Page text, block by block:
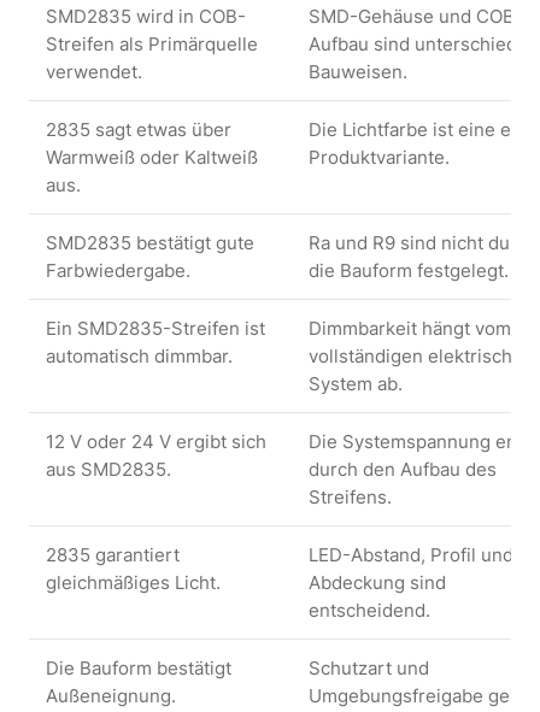
SMD2835 wird in COB-
Streifen als Primärquelle
verwendet.
SMD-Gehäuse und COB-
Aufbau sind
Bauweisen.
2835 sagt etwas über
Warmweiß oder Kaltweiß
aus.
Die Lichtfarbe ist eine
Produktvariante.
SMD2835 bestätigt gute
Farbwiedergabe.
Ra und R9 sind nicht durch
die Bauform festgelegt.
Ein SMD2835-Streifen ist
automatisch dimmbar.
Dimmbarkeit hängt vom
vollständigen elektrischen
System ab.
12 V oder 24 V ergibt sich
aus SMD2835.
Die Systemspannung
durch den Aufbau des
Streifens.
2835 garantiert
gleichmäßiges Licht.
LED-Abstand, Profil und
Abdeckung sind
entscheidend.
Die Bauform bestätigt
Außeneignung.
Schutzart und
Umgebungsfreigabe